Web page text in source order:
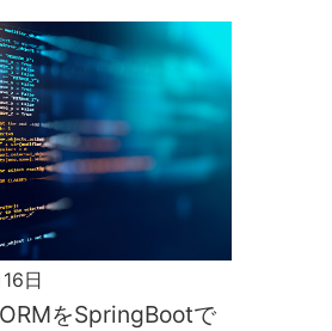
日
をSpringBootで